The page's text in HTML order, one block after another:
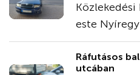
este
Ráfutásos
utcában